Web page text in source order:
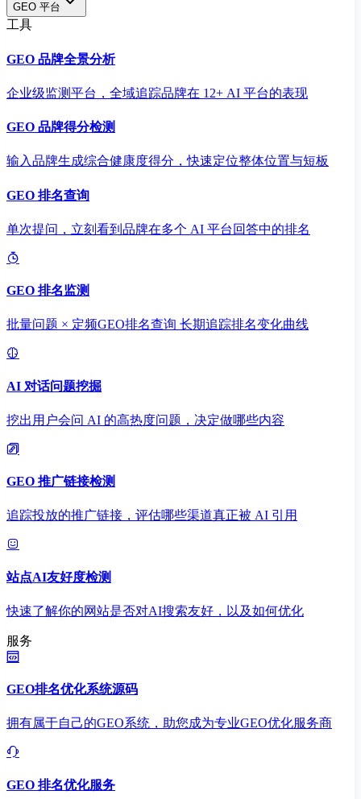
GEO 平台
工具
GEO 品牌全景分析
企业级监测平台，全域追踪品牌在 12+ AI 平台的表现
GEO 品牌得分检测
输入品牌生成综合健康度得分，快速定位整体位置与短板
GEO 排名查询
单次提问，立刻看到品牌在多个 AI 平台回答中的排名
GEO 排名监测
批量问题 × 定频GEO排名查询 长期追踪排名变化曲线
AI 对话问题挖掘
挖出用户会问 AI 的高热度问题，决定做哪些内容
GEO 推广链接检测
追踪投放的推广链接，评估哪些渠道真正被 AI 引用
站点AI友好度检测
快速了解你的网站是否对AI搜索友好，以及如何优化
服务
GEO排名优化系统源码
拥有属于自己的GEO系统，助您成为专业GEO优化服务商
GEO 排名优化服务